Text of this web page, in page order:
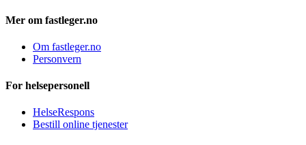
Mer om fastleger.no
Om fastleger.no
Personvern
For helsepersonell
HelseRespons
Bestill online tjenester